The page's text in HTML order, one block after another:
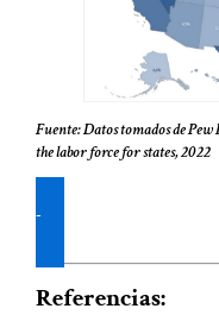
Fuente: Datos tomados de
the labor force for states, 2022
Lea y descargue la
Referencias: